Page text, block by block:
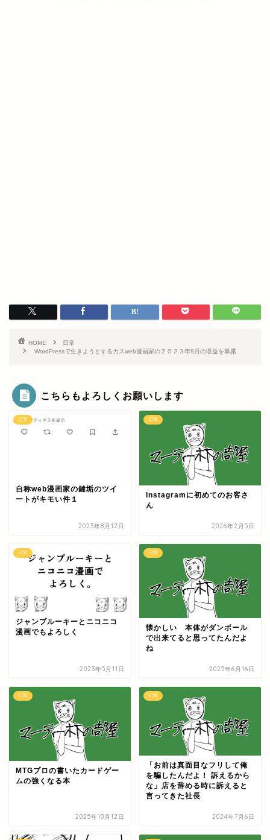
HOME
日常
WordPressで生きようとするカスweb漫画家の２０２３年9月の収益を暴露
こちらもよろしくお願いします
日常
自称web漫画家の鍵垢のツイ
ートがキモい件１
2023年8月12日
日常
Instagramに初めてのお客さ
ん
2026年2月5日
日常
ジャンプルーキーとニコニコ
漫画でもよろしく
2023年5月11日
日常
懐かしい 本体がダンボール
で出来てると思ってたんだよ
ね
2025年6月16日
日常
MTGプロの書いたカードゲー
ムの強くなる本
2025年10月12日
日常
「お前は真面目なフリして俺
を騙したんだよ！ 訴えるから
な」店を辞める時に訴えると
言ってきた社長
2024年7月6日